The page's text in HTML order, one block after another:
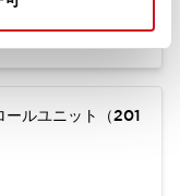
ルユニット（201